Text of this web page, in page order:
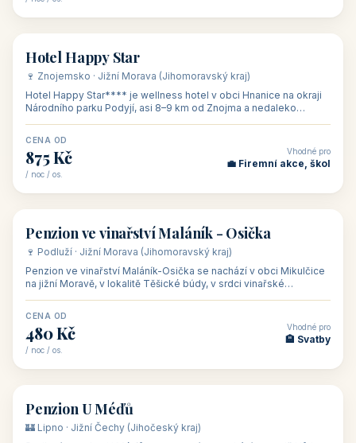
🏨 hotel
Hotel Happy Star
🍷 Znojemsko · Jižní Morava (Jihomoravský kraj)
Hotel Happy Star**** je wellness hotel v obci Hnanice na okraji
Národního parku Podyjí, asi 8–9 km od Znojma a nedaleko
CENA OD
875 Kč
/ noc / os.
Vhodné pro
💼 Firemní akce, škol
🏡 penzion
Penzion ve vinařství Maláník - Osička
🍷 Podluží · Jižní Morava (Jihomoravský kraj)
Penzion ve vinařství Maláník-Osička se nachází v obci Mikulčice
na jižní Moravě, v lokalitě Těšické búdy, v srdci vinařské
CENA OD
480 Kč
/ noc / os.
Vhodné pro
🏨 Svatby
🏡 penzion
Penzion U Méďů
🏰 Lipno · Jižní Čechy (Jihočeský kraj)